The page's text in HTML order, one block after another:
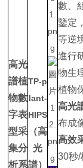
高光
譜植
物數
字表
型采
集分
析系
TP-p
lant-
HIPS
（高
光
譜）
數、
鑒定
等逆
進行
物生
植物
高光
布成
高效
30秒/